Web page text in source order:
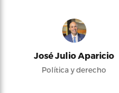
José Julio Aparicio
Política y derecho